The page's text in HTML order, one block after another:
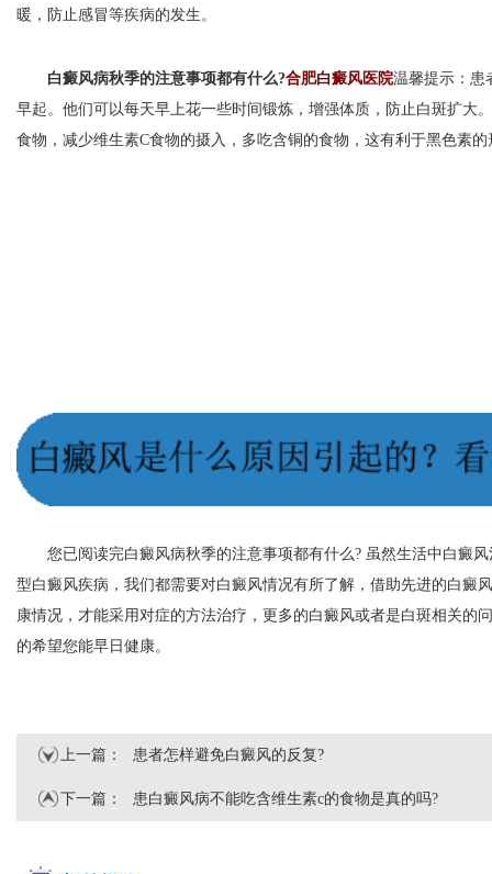
暖，防止感冒等疾病的发生。
白癜风病秋季的注意事项都有什么?合肥白癜风医院温馨提示：患
早起。他们可以每天早上花一些时间锻炼，增强体质，防止白斑扩大
食物，减少维生素C食物的摄入，多吃含铜的食物，这有利于黑色素的
您已阅读完白癜风病秋季的注意事项都有什么? 虽然生活中白癜风
型白癜风疾病，我们都需要对白癜风情况有所了解，借助先进的白癜
康情况，才能采用对症的方法治疗，更多的白癜风或者是白斑相关的
的希望您能早日健康。
上一篇： 患者怎样避免白癜风的反复?
下一篇： 患白癜风病不能吃含维生素c的食物是真的吗?